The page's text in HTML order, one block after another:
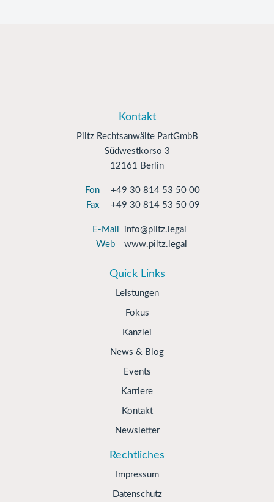
Kontakt
Piltz Rechtsanwälte PartGmbB
Südwestkorso 3
12161 Berlin
Fon
+49 30 814 53 50 00
Fax
+49 30 814 53 50 09
E-Mail
info@piltz.legal
Web
www.piltz.legal
Quick Links
Leistungen
Fokus
Kanzlei
News & Blog
Events
Karriere
Kontakt
Newsletter
Rechtliches
Impressum
Datenschutz